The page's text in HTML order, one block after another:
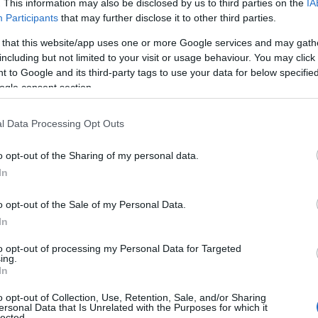
This information may also be disclosed by us to third parties on the
Participants that may further disclose it to other third parties.
that this website/app uses one or more Google services and may
but not limited to your visit or usage behaviour. You may
to Google and its third-party tags to use your data for below
consent section.
Data Processing Opt Outs
opt-out of the Sharing of my personal data.
opt-out of the Sale of my Personal Data.
opt-out of processing my Personal Data for Targeted
opt-out of Collection, Use, Retention, Sale, and/or Sharing
Data that Is Unrelated with the Purposes for which it
και λήγει στις 18 Ιανουαρίου 2018, ημέρα Πέμπτη
εκτυπωμένη μορφή της ηλεκτρονικής
υποβάλλονται στοΑΣΕΠ(www.asep.gr)
14308
Τ.Κ. 11510
υποβολής της εκτυπωμένης μορφής της
λήγει με την πάροδο της 22ας Ιανουαρίου